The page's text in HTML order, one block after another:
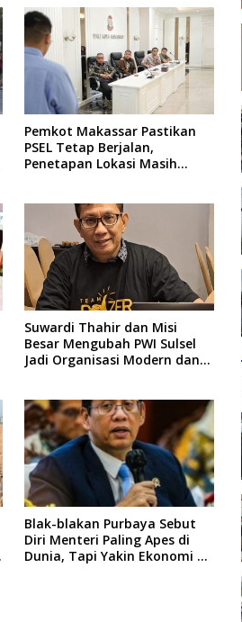
Pemkot Makassar Pastikan
PSEL Tetap Berjalan,
Penetapan Lokasi Masih
Suwardi Thahir dan Misi
Besar Mengubah PWI Sulsel
Jadi Organisasi Modern dan
Blak-blakan Purbaya Sebut
Diri Menteri Paling Apes di
Dunia, Tapi Yakin Ekonomi RI